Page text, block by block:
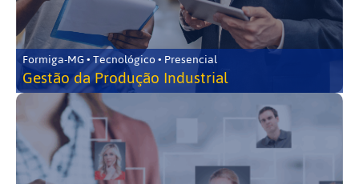
Formiga-MG • Tecnológico • Presencial
Gestão da Produção Industrial